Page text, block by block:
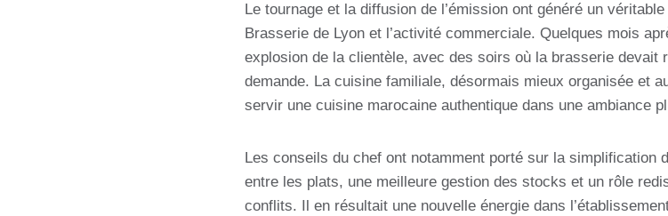
Le tournage et la diffusion de l’émission ont généré un
Brasserie de Lyon et l’activité commerciale. Quelques mois
explosion de la clientèle, avec des soirs où la brasserie
demande. La cuisine familiale, désormais mieux organisée et
servir une cuisine marocaine authentique dans une ambiance
Les conseils du chef ont notamment porté sur la simplification
entre les plats, une meilleure gestion des stocks et un rôle
conflits. Il en résultait une nouvelle énergie dans